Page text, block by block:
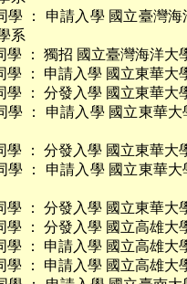
學 ： 申請入學 國立臺灣
系
學 ： 獨招 國立臺灣海洋大
學 ： 申請入學 國立東華大
學 ： 分發入學 國立東華大
學 ： 申請入學 國立東華
學 ： 分發入學 國立東華大
學 ： 申請入學 國立東華
學 ： 分發入學 國立東華大
學 ： 分發入學 國立高雄大
學 ： 申請入學 國立高雄大
學 ： 申請入學 國立高雄大